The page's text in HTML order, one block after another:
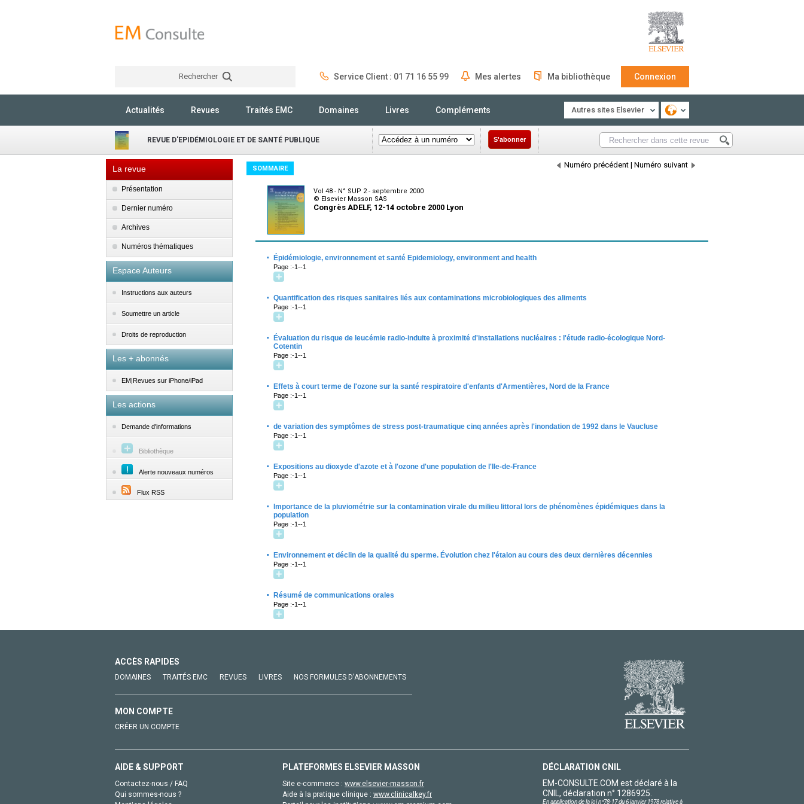
Rechercher Service Client : 01 71 16 55 99 Mes alertes Ma bibliothèque Connexion
Actualités Revues Traités EMC Domaines Livres Compléments Autres sites Elsevier
REVUE D'EPIDÉMIOLOGIE ET DE SANTÉ PUBLIQUE S'abonner
La revue
Présentation
Dernier numéro
Archives
Numéros thématiques
Espace Auteurs
Instructions aux auteurs
Soumettre un article
Droits de reproduction
Les + abonnés
EM|Revues sur iPhone/iPad
Les actions
Demande d'informations
Bibliothèque
Alerte nouveaux numéros
Flux RSS
SOMMAIRE Numéro précédent | Numéro suivant
Vol 48 - N° SUP 2 - septembre 2000
© Elsevier Masson SAS
Congrès ADELF, 12-14 octobre 2000 Lyon
· Épidémiologie, environnement et santé Epidemiology, environment and health
Page :-1--1
· Quantification des risques sanitaires liés aux contaminations microbiologiques des aliments
Page :-1--1
·
Évaluation du risque de leucémie radio-induite à proximité d'installations nucléaires : l'étude radio-écologique Nord-
Cotentin
Page :-1--1
· Effets à court terme de l'ozone sur la santé respiratoire d'enfants d'Armentières, Nord de la France
Page :-1--1
· de variation des symptômes de stress post-traumatique cinq années après l'inondation de 1992 dans le Vaucluse
Page :-1--1
· Expositions au dioxyde d'azote et à l'ozone d'une population de l'Ile-de-France
Page :-1--1
·
Importance de la pluviométrie sur la contamination virale du milieu littoral lors de phénomènes épidémiques dans la
population
Page :-1--1
· Environnement et déclin de la qualité du sperme. Évolution chez l'étalon au cours des deux dernières décennies
Page :-1--1
· Résumé de communications orales
Page :-1--1
ACCÈS RAPIDES
DOMAINES TRAITÉS EMC REVUES LIVRES NOS FORMULES D'ABONNEMENTS
MON COMPTE
CRÉER UN COMPTE
AIDE & SUPPORT
Contactez-nous / FAQ
Qui sommes-nous ?
PLATEFORMES ELSEVIER MASSON
Site e-commerce : www.elsevier-masson.fr
Aide à la pratique clinique : www.clinicalkey.fr
DÉCLARATION CNIL
EM-CONSULTE.COM est déclaré à la
CNIL, déclaration n° 1286925.
En application de la loi nº78-17 du 6 janvier 1978 relative à